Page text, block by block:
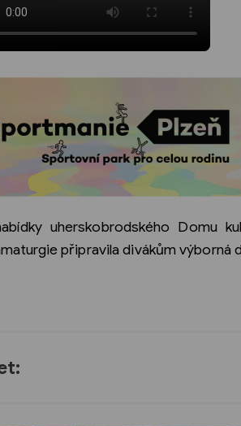
uherskobrodského Domu
připravila divákůmvýborná